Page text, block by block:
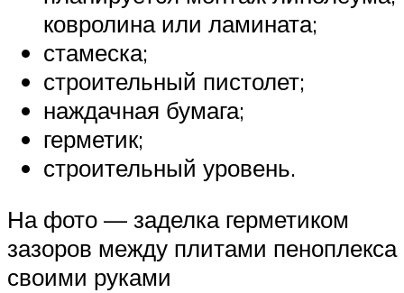
ковролина или ламината;
стамеска;
строительный пистолет;
наждачная бумага;
герметик;
строительный уровень.
На фото — заделка герметиком
зазоров между плитами пеноплекса
своими руками